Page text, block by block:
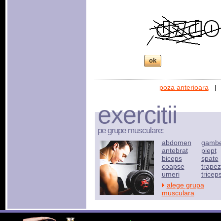
poza anterioara
exercitii
pe grupe musculare:
abdomen
antebrat
biceps
coapse
umeri
piept
spate
trapez
alege grupa
musculara